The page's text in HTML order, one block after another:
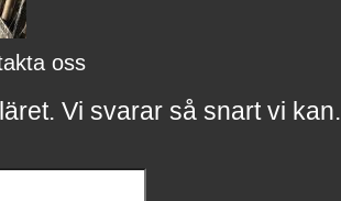
oss
Vi svararså snart vi kan.